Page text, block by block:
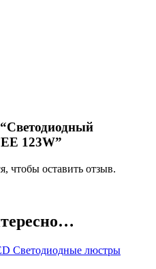
123W”
чтобы оставить отзыв.
Светодиодные люстры